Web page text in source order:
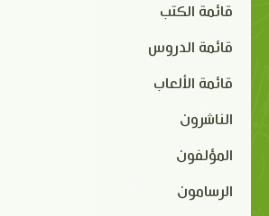
قائمة الكتب
قائمة الدروس
قائمة الألعاب
الناشرون
المؤلفون
الرسامون